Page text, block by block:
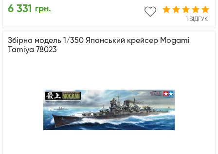
1 ВІДГУК
6 331 грн.
Збірна модель 1/350 Японський крейсер Mogamі
Tamiya 78023